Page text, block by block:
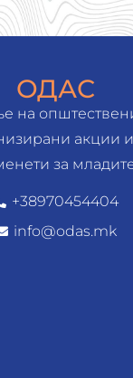
ОДАС
на
акции
за
+38970454404
info@odas.mk